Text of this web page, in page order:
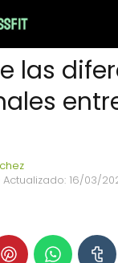
las
· Actualizado: 16/03/